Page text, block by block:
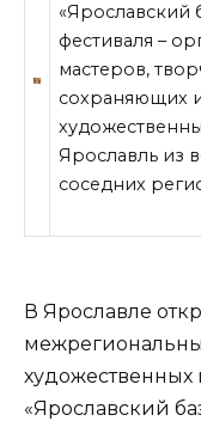
«Ярославский
фестиваля –
мастеров,
сохраняющих
Ярославль из
соседних
В Ярославле
«Ярославский